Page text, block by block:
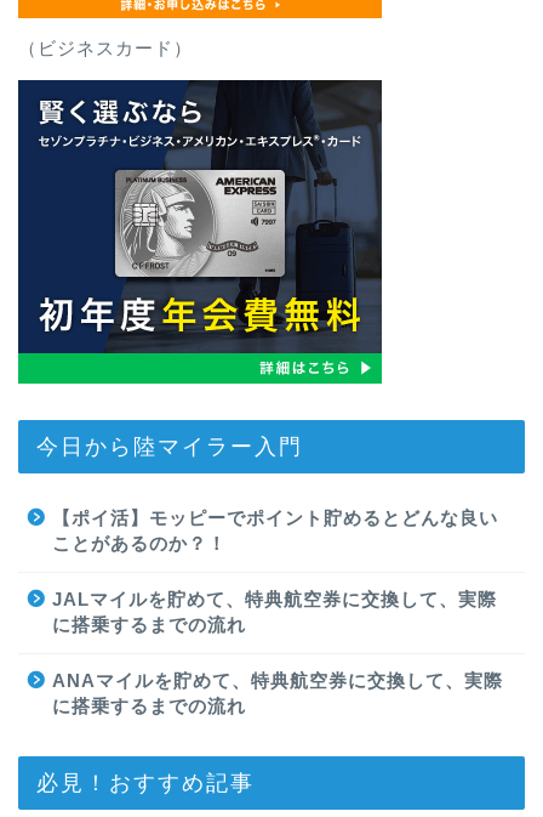
（ビジネスカード）
今日から陸マイラー入門
【ポイ活】モッピーでポイント貯めるとどんな良い
ことがあるのか？！
JALマイルを貯めて、特典航空券に交換して、実際
に搭乗するまでの流れ
ANAマイルを貯めて、特典航空券に交換して、実際
に搭乗するまでの流れ
必見！おすすめ記事